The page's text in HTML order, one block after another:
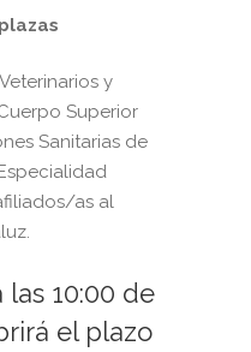
Veterinarios y
Superior
Sanitarias de
as al
las 10:00 de
el plazo